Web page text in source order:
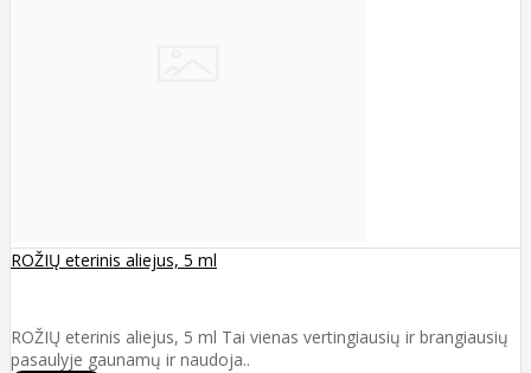
ROŽIŲ eterinis aliejus, 5 ml
ROŽIŲ eterinis aliejus, 5 ml Tai vienas vertingiausių ir brangiausių
pasaulyje gaunamų ir naudoja..